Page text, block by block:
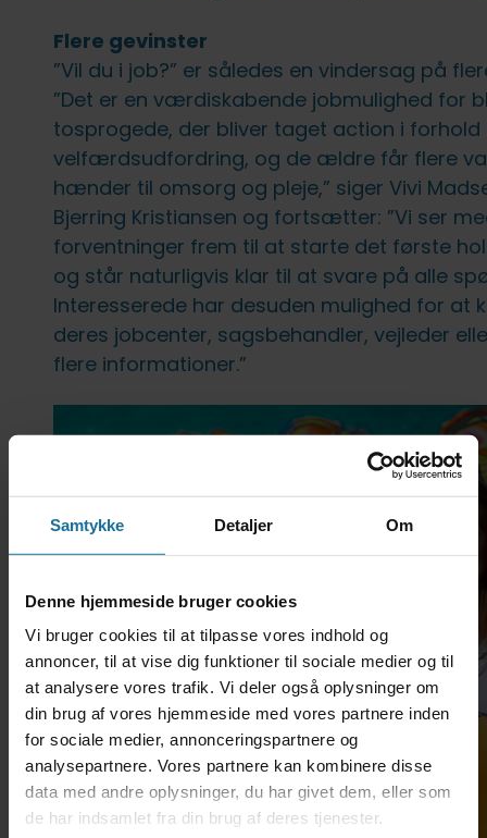
Samtykke Detaljer Om
Denne hjemmeside bruger cookies
Vi bruger cookies til at tilpasse vores indhold og
annoncer, til at vise dig funktioner til sociale medier og til
at analysere vores trafik. Vi deler også oplysninger om
din brug af vores hjemmeside med vores partnere inden
for sociale medier, annonceringspartnere og
analysepartnere. Vores partnere kan kombinere disse
data med andre oplysninger, du har givet dem, eller som
de har indsamlet fra din brug af deres tjenester.
Flere gevinster
”Vil du i job?” er således en vindersag på
”Det er en værdiskabende jobmulighed for
tosprogede, der bliver taget action i forhold
velfærdsudfordring, og de ældre får flere
hænder til omsorg og pleje,” siger Vivi
Bjerring Kristiansen og fortsætter: ”Vi ser
forventninger frem til at starte det første
og står naturligvis klar til at svare på alle
Interesserede har desuden mulighed for at
deres jobcenter, sagsbehandler, vejleder
flere informationer.”
Kontaktperson på TH. LANGS HF & VUC er